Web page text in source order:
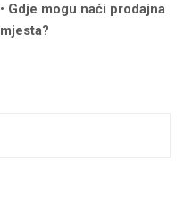
Gdje mogu naći prodajna
mjesta?